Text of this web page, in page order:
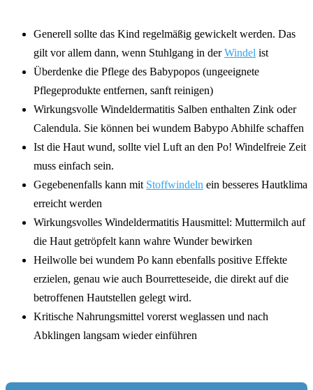
Generell sollte das Kind regelmäßig gewickelt werden. Das
gilt vor allem dann, wenn Stuhlgang in derWindel ist
Überdenke die Pflege des Babypopos (ungeeignete
Pflegeprodukte entfernen, sanft reinigen)
Wirkungsvolle Windeldermatitis Salben enthalten Zink oder
Calendula. Sie können bei wundem Babypo Abhilfe schaffen
Ist die Haut wund, sollte viel Luft an den Po! Windelfreie Zeit
muss einfach sein.
Gegebenenfalls kann mit Stoffwindeln ein besseres Hautklima
erreicht werden
Wirkungsvolles Windeldermatitis Hausmittel: Muttermilch auf
die Haut getröpfelt kann wahre Wunder bewirken
Heilwolle bei wundem Po kann ebenfalls positive Effekte
erzielen, genau wie auch Bourretteseide, die direkt auf die
betroffenen Hautstellen gelegt wird.
Kritische Nahrungsmittel vorerst weglassen und nach
Abklingen langsam wieder einführen